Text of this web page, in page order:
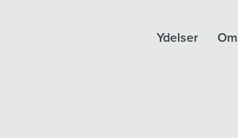
Ydelser Om